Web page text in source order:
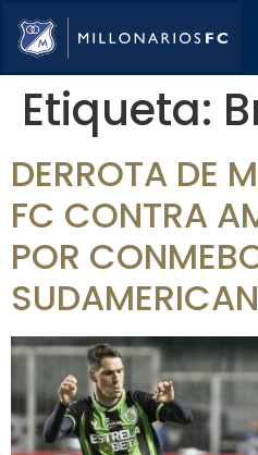
Etiqueta:
DERROTA DE
FC CONTRA
POR